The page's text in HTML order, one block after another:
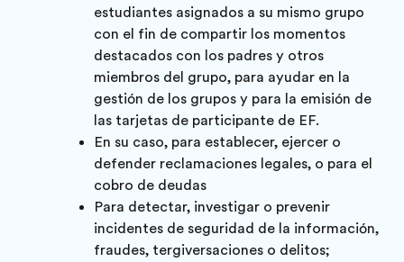
estudiantes asignados a su mismo grupo
con el fin de compartir los momentos
destacados con los padres y otros
miembros del grupo, para ayudar en la
gestión de los grupos y para la emisión de
las tarjetas de participante de EF.
En su caso, para establecer, ejercer o
defender reclamaciones legales, o para el
cobro de deudas
Para detectar, investigar o prevenir
incidentes de seguridad de la información,
fraudes, tergiversaciones o delitos;